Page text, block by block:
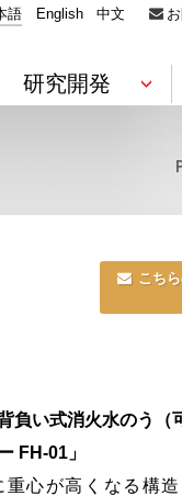
語 English 中文
ウエハー・電子デ
医療・防災
防災・救命
避難
グロー
IRニュ
研究開発
こち
い式消火水のう（
FH-01」
重心が高くなる構